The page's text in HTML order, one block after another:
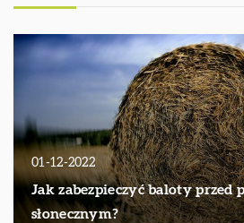
01-12-2022
Jak zabezpieczyć baloty przed
słonecznym?